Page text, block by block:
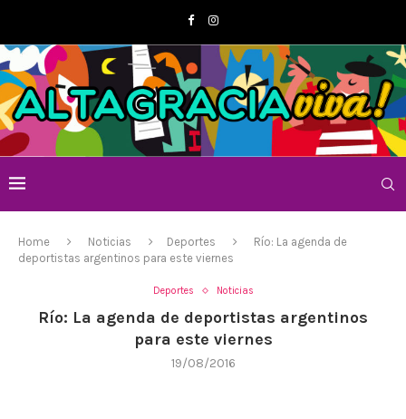
Home Noticias Deportes
Río: La agenda de
deportistas argentinos para este viernes
Deportes Noticias
Río: La agenda de deportistas argentinos
para este viernes
19/08/2016